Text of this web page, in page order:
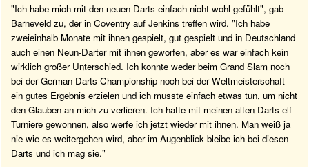
"Ich habe mich mit den neuen Darts einfach nicht wohl gefühlt", gab
Barneveld zu, der in Coventry auf Jenkins treffen wird. "Ich habe
zweieinhalb Monate mit ihnen gespielt, gut gespielt und in Deutschland
auch einen Neun-Darter mit ihnen geworfen, aber es war einfach kein
wirklich großer Unterschied. Ich konnte weder beim Grand Slam noch
bei der German Darts Championship noch bei der Weltmeisterschaft
ein gutes Ergebnis erzielen und ich musste einfach etwas tun, um nicht
den Glauben an mich zu verlieren. Ich hatte mit meinen alten Darts elf
Turniere gewonnen, also werfe ich jetzt wieder mit ihnen. Man weiß ja
nie wie es weitergehen wird, aber im Augenblick bleibe ich bei diesen
Darts und ich mag sie."